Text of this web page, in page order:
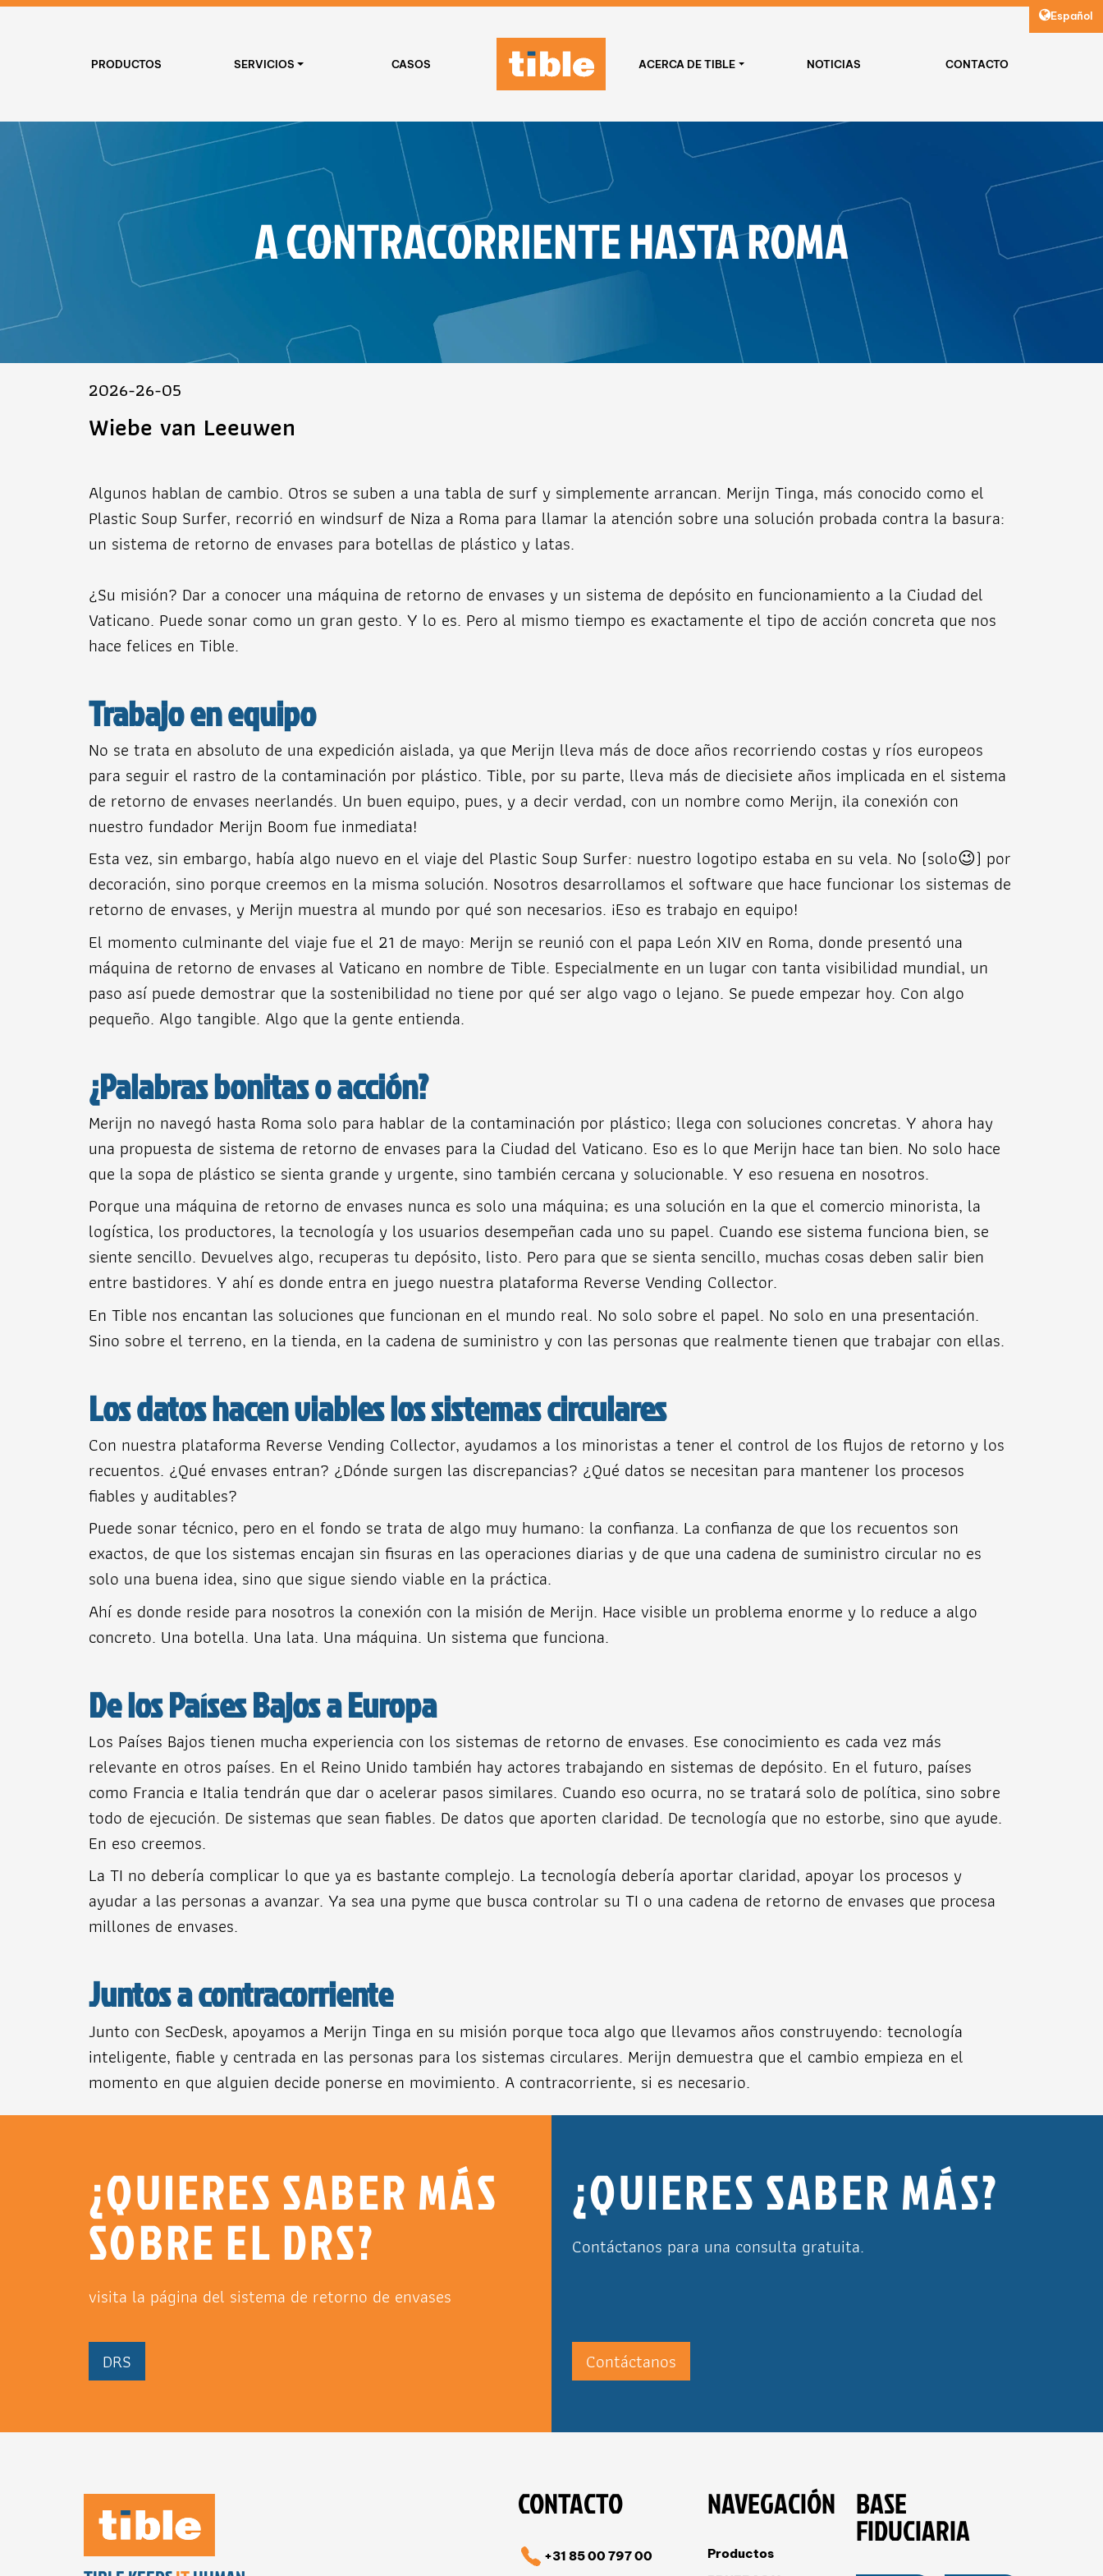
Español
PRODUCTOS SERVICIOS CASOS ACERCA DE TIBLE NOTICIAS CONTACTO
A CONTRACORRIENTE HASTA ROMA
2026-26-05
Wiebe van Leeuwen
Algunos hablan de cambio. Otros se suben a una tabla de surf y simplemente arrancan. Merijn Tinga, más conocido como el
Plastic Soup Surfer, recorrió en windsurf de Niza a Roma para llamar la atención sobre una solución probada contra la basura:
un sistema de retorno de envases para botellas de plástico y latas.
¿Su misión? Dar a conocer una máquina de retorno de envases y un sistema de depósito en funcionamiento a la Ciudad del
Vaticano. Puede sonar como un gran gesto. Y lo es. Pero al mismo tiempo es exactamente el tipo de acción concreta que nos
hace felices en Tible.
Trabajo en equipo
No se trata en absoluto de una expedición aislada, ya que Merijn lleva más de doce años recorriendo costas y ríos europeos
para seguir el rastro de la contaminación por plástico. Tible, por su parte, lleva más de diecisiete años implicada en el sistema
de retorno de envases neerlandés. Un buen equipo, pues, y a decir verdad, con un nombre como Merijn, ¡la conexión con
nuestro fundador Merijn Boom fue inmediata!
Esta vez, sin embargo, había algo nuevo en el viaje del Plastic Soup Surfer: nuestro logotipo estaba en su vela. No (solo😉) por
decoración, sino porque creemos en la misma solución. Nosotros desarrollamos el software que hace funcionar los sistemas de
retorno de envases, y Merijn muestra al mundo por qué son necesarios. ¡Eso es trabajo en equipo!
El momento culminante del viaje fue el 21 de mayo: Merijn se reunió con el papa León XIV en Roma, donde presentó una
máquina de retorno de envases al Vaticano en nombre de Tible. Especialmente en un lugar con tanta visibilidad mundial, un
paso así puede demostrar que la sostenibilidad no tiene por qué ser algo vago o lejano. Se puede empezar hoy. Con algo
pequeño. Algo tangible. Algo que la gente entienda.
¿Palabras bonitas o acción?
Merijn no navegó hasta Roma solo para hablar de la contaminación por plástico; llega con soluciones concretas. Y ahora hay
una propuesta de sistema de retorno de envases para la Ciudad del Vaticano. Eso es lo que Merijn hace tan bien. No solo hace
que la sopa de plástico se sienta grande y urgente, sino también cercana y solucionable. Y eso resuena en nosotros.
Porque una máquina de retorno de envases nunca es solo una máquina; es una solución en la que el comercio minorista, la
logística, los productores, la tecnología y los usuarios desempeñan cada uno su papel. Cuando ese sistema funciona bien, se
siente sencillo. Devuelves algo, recuperas tu depósito, listo. Pero para que se sienta sencillo, muchas cosas deben salir bien
entre bastidores. Y ahí es donde entra en juego nuestra plataforma Reverse Vending Collector.
En Tible nos encantan las soluciones que funcionan en el mundo real. No solo sobre el papel. No solo en una presentación.
Sino sobre el terreno, en la tienda, en la cadena de suministro y con las personas que realmente tienen que trabajar con ellas.
Los datos hacen viables los sistemas circulares
Con nuestra plataforma Reverse Vending Collector, ayudamos a los minoristas a tener el control de los flujos de retorno y los
recuentos. ¿Qué envases entran? ¿Dónde surgen las discrepancias? ¿Qué datos se necesitan para mantener los procesos
fiables y auditables?
Puede sonar técnico, pero en el fondo se trata de algo muy humano: la confianza. La confianza de que los recuentos son
exactos, de que los sistemas encajan sin fisuras en las operaciones diarias y de que una cadena de suministro circular no es
solo una buena idea, sino que sigue siendo viable en la práctica.
Ahí es donde reside para nosotros la conexión con la misión de Merijn. Hace visible un problema enorme y lo reduce a algo
concreto. Una botella. Una lata. Una máquina. Un sistema que funciona.
De los Países Bajos a Europa
Los Países Bajos tienen mucha experiencia con los sistemas de retorno de envases. Ese conocimiento es cada vez más
relevante en otros países. En el Reino Unido también hay actores trabajando en sistemas de depósito. En el futuro, países
como Francia e Italia tendrán que dar o acelerar pasos similares. Cuando eso ocurra, no se tratará solo de política, sino sobre
todo de ejecución. De sistemas que sean fiables. De datos que aporten claridad. De tecnología que no estorbe, sino que ayude.
En eso creemos.
La TI no debería complicar lo que ya es bastante complejo. La tecnología debería aportar claridad, apoyar los procesos y
ayudar a las personas a avanzar. Ya sea una pyme que busca controlar su TI o una cadena de retorno de envases que procesa
millones de envases.
Juntos a contracorriente
Junto con SecDesk, apoyamos a Merijn Tinga en su misión porque toca algo que llevamos años construyendo: tecnología
inteligente, fiable y centrada en las personas para los sistemas circulares. Merijn demuestra que el cambio empieza en el
momento en que alguien decide ponerse en movimiento. A contracorriente, si es necesario.
¿QUIERES SABER MÁS
SOBRE EL DRS?
visita la página del sistema de retorno de envases
DRS
¿QUIERES SABER MÁS?
Contáctanos para una consulta gratuita.
Contáctanos
CONTACTO
+31 85 00 797 00
NAVEGACIÓN
Productos
BASE
FIDUCIARIA